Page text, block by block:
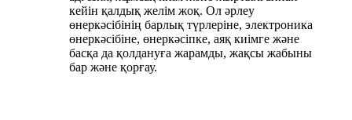
кейін қалдық желім жоқ. Ол әрлеу
өнеркәсібінің барлық түрлеріне, электроника
өнеркәсібіне, өнеркәсіпке, аяқ киімге және
басқа да қолдануға жарамды, жақсы жабыны
бар және қорғау.